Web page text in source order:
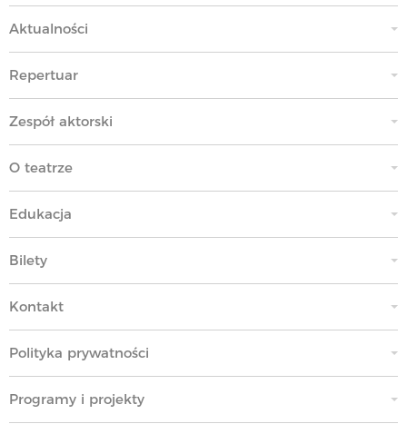
Aktualności
Repertuar
Zespół aktorski
O teatrze
Edukacja
Bilety
Kontakt
Polityka prywatności
Programy i projekty